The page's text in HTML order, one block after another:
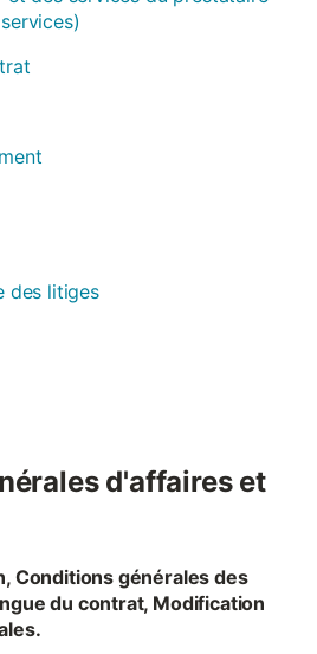
des litiges
d'affaires et
Conditions générales des
du contrat, Modification